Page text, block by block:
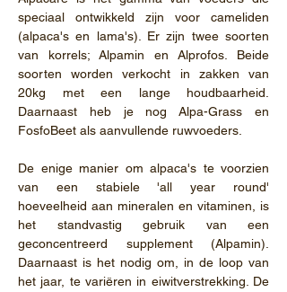
speciaal ontwikkeld zijn voor cameliden
(alpaca's en lama's). Er zijn twee soorten
van korrels; Alpamin en Alprofos. Beide
soorten worden verkocht in zakken van
20kg met een lange houdbaarheid.
Daarnaast heb je nog Alpa-Grass en
FosfoBeet als aanvullende ruwvoeders.
De enige manier om alpaca's te voorzien
van een stabiele 'all year round'
hoeveelheid aan mineralen en vitaminen, is
het standvastig gebruik van een
geconcentreerd supplement (Alpamin).
Daarnaast is het nodig om, in de loop van
het jaar, te variëren in eiwitverstrekking. De